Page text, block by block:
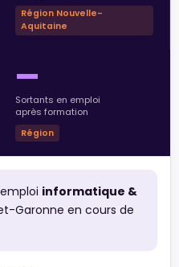
Région Nouvelle-
Aquitaine
—
Sortants en emploi
après formation
Région
informatique &
Garonne en cours de